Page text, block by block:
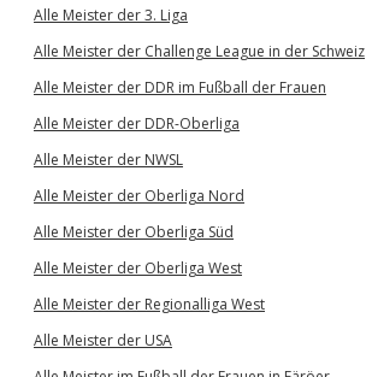
Alle Meister der 3. Liga
Alle Meister der Challenge League in der Schweiz
Alle Meister der DDR im Fußball der Frauen
Alle Meister der DDR-Oberliga
Alle Meister der NWSL
Alle Meister der Oberliga Nord
Alle Meister der Oberliga Süd
Alle Meister der Oberliga West
Alle Meister der Regionalliga West
Alle Meister der USA